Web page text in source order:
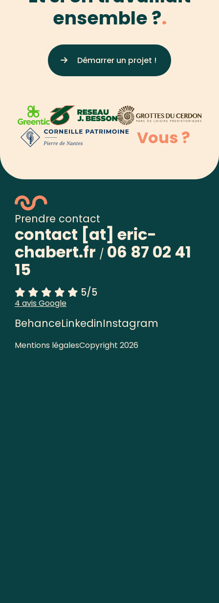
Dive Avenue
ensemble ?
Démarrer un projet !
Vous ?
Prendre contact
contact [at] eric-
chabert.fr / 06 87 02 41
15
5/5
4 avis Google
BehanceLinkedinInstagram
Mentions légalesCopyright 2026